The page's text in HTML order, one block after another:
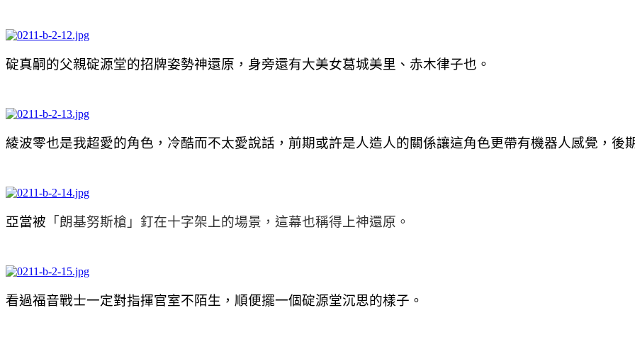
碇真嗣的父親碇源堂的招牌姿勢神還原，身旁還有大美女葛城美里、赤木律子也。
綾波零也是我超愛的角色，冷酷而不太愛說話，前期或許是人造人的關係讓這角色更帶有機器人感覺，後
亞當被 「朗基努斯槍」釘在十字架上的場景，這幕也稱得上神還原。
看過福音戰士一定對指揮官室不陌生，順便擺一個碇源堂沉思的樣子。